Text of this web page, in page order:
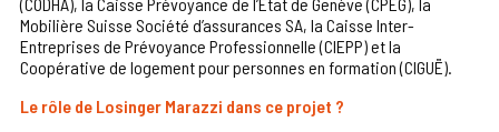
Mobilière Suisse Société d’assurances SA, la Caisse Inter-
Entreprises de Prévoyance Professionnelle (CIEPP) et la
Coopérative de logement pour personnes en formation (CIGUË).
Le rôle de Losinger Marazzi dans ce projet ?